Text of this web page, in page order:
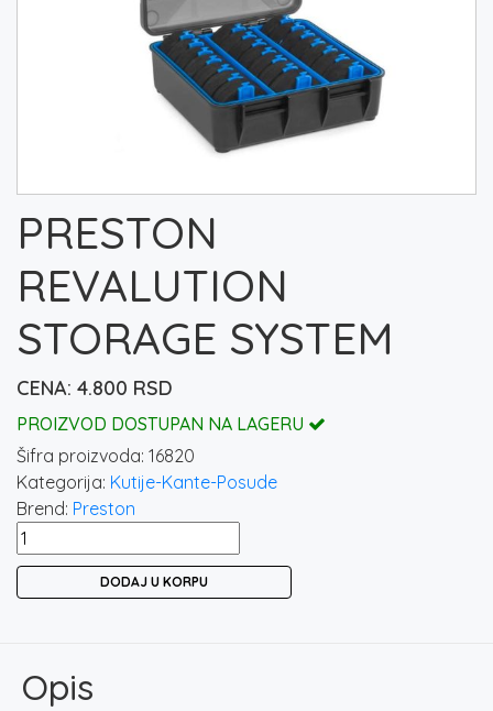
PRESTON
REVALUTION
STORAGE SYSTEM
4.800 RSD
PROIZVOD DOSTUPAN NA LAGERU
Šifra proizvoda: 16820
Kategorija: Kutije-Kante-Posude
Brend: Preston
PRESTON
REVALUTION
DODAJ U KORPU
Opis